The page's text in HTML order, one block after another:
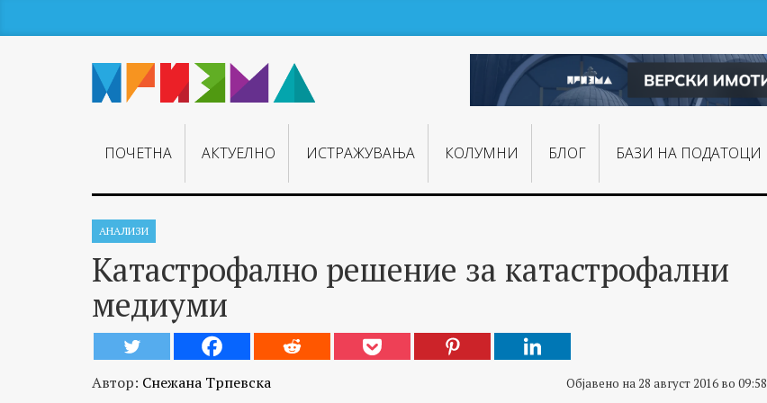
ПОЧЕТНА АКТУЕЛНО ИСТРАЖУВАЊA КОЛУМНИ БЛОГ БАЗИ НА ПОДАТОЦИ
АНАЛИЗИ
Катастрофално решение за катастрофални
медиуми
Автор: Снежана Трпевска Објавено на 28 август 2016 во 09:58